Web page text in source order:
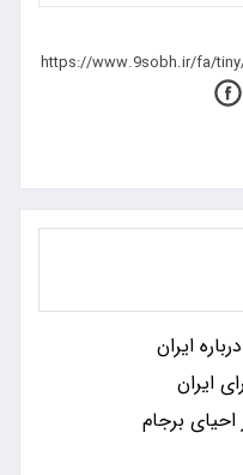
ایران
ایران
احیای برجام